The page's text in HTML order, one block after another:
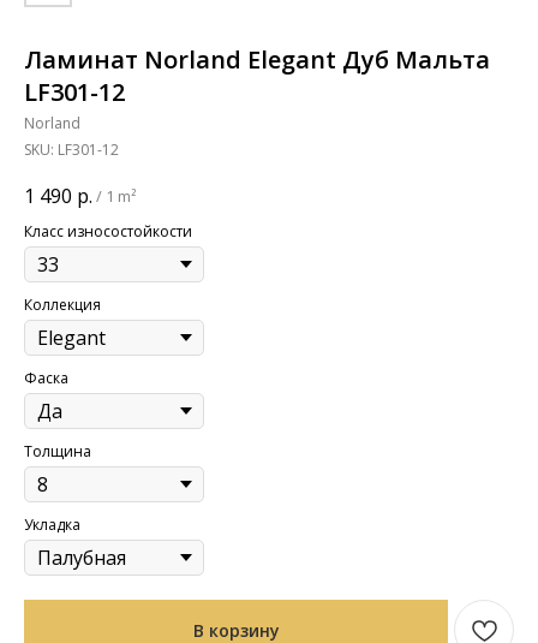
Ламинат Norland Elegant Дуб Мальта
LF301-12
Norland
SKU: LF301-12
1 490 р. / 1 m²
Класс износостойкости
Коллекция
Фаска
Толщина
Укладка
В корзину